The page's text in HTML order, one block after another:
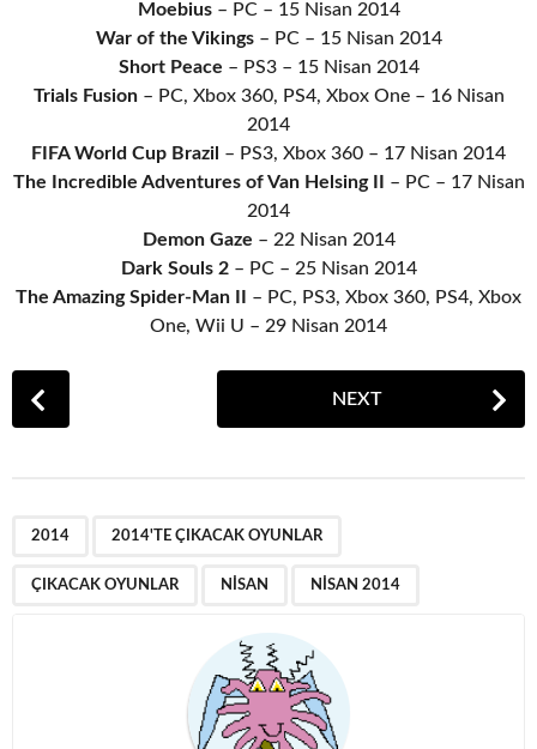
Moebius– PC – 15 Nisan 2014
War of the Vikings – PC – 15 Nisan 2014
Short Peace – PS3 – 15 Nisan 2014
Trials Fusion– PC, Xbox 360, PS4, Xbox One – 16 Nisan
2014
FIFA World Cup Brazil – PS3, Xbox 360 – 17 Nisan 2014
The Incredible Adventures of Van Helsing II
– PC – 17 Nisan
2014
Demon Gaze – 22 Nisan 2014
Dark Souls 2– PC – 25 Nisan 2014
The Amazing Spider-Man II
– PC, PS3, Xbox 360, PS4, Xbox
One, Wii U – 29 Nisan 2014
NEXT
2014 2014'TE ÇIKACAK OYUNLAR
ÇIKACAK OYUNLAR NISAN NISAN 2014